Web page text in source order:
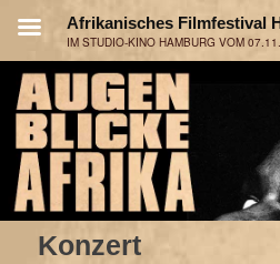
Konzert